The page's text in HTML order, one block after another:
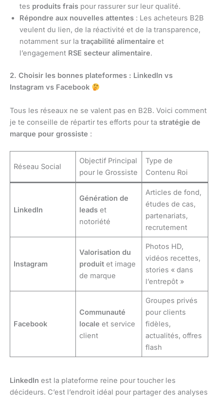
tes produits frais pour rassurer sur leur qualité.
Répondre aux nouvelles attentes : Les acheteurs B2B
veulent du lien, de la réactivité et de la transparence,
notamment sur la traçabilité alimentaire et
l’engagement RSE secteur alimentaire.
2. Choisir les bonnes plateformes : LinkedIn vs
Instagram vs Facebook
Tous les réseaux ne se valent pas en B2B. Voici comment
je te conseille de répartir tes efforts pour ta stratégie de
marque pour grossiste :
Réseau Social
Objectif Principal
pour le Grossiste
Type de
Contenu Roi
LinkedIn
Génération de
leads et
notoriété
Articles de fond,
études de cas,
partenariats,
recrutement
Instagram
Valorisation du
produit et image
de marque
Photos HD,
vidéos recettes,
stories « dans
l’entrepôt »
Facebook
Communauté
locale et service
client
Groupes privés
pour clients
fidèles,
actualités, offres
flash
LinkedIn est la plateforme reine pour toucher les
décideurs. C’est l’endroit idéal pour partager des analyses